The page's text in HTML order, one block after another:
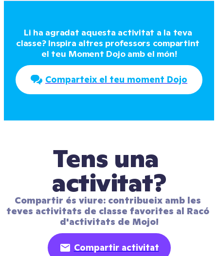
Li ha agradat aquesta activitat a la teva
classe? Inspira altres professors compartint
el teu Moment Dojo amb el món!
Comparteix el teu moment Dojo
Tens una
activitat?
Compartir és viure: contribueix amb les
teves activitats de classe favorites al Racó
d'activitats de Mojo!
Compartir activitat